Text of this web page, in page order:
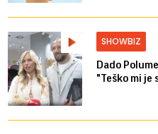
SHOWBIZ
Dado
"Teško mi je